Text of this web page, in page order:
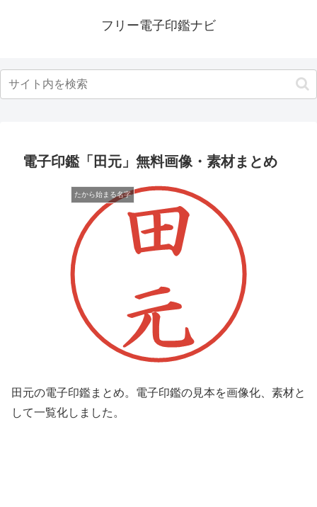
フリー電子印鑑ナビ
電子印鑑「田元」無料画像・素材まとめ
たから始まる名字
田元の電子印鑑まとめ。電子印鑑の見本を画像化、素材と
して一覧化しました。